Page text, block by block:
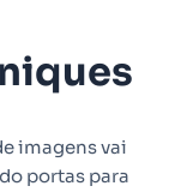
imagens vai
portas para